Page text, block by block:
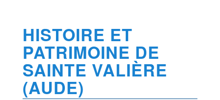
HISTOIRE ET
PATRIMOINE DE
SAINTE VALIÈRE
(AUDE)